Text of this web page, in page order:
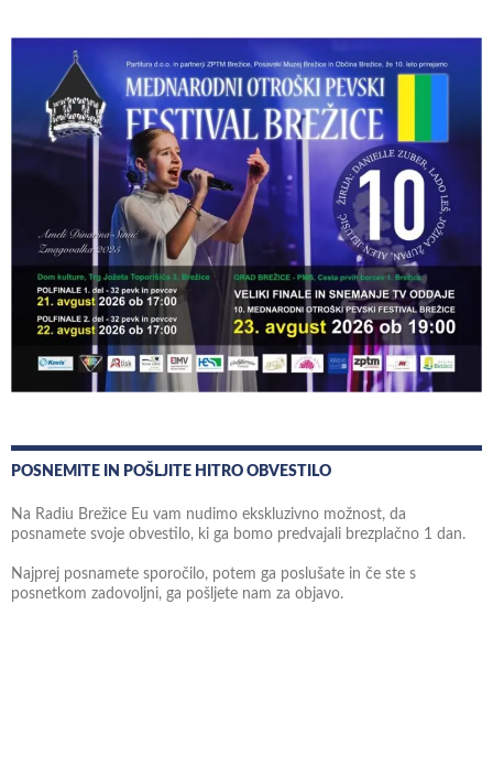
POSNEMITE IN POŠLJITE HITRO OBVESTILO
Na Radiu Brežice Eu vam nudimo ekskluzivno možnost, da
posnamete svoje obvestilo, ki ga bomo predvajali brezplačno 1 dan.
Najprej posnamete sporočilo, potem ga poslušate in če ste s
posnetkom zadovoljni, ga pošljete nam za objavo.